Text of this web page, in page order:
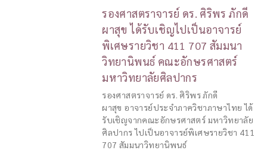
รองศาสตราจารย์ ดร. ศิริพร ภักดี
ผาสุข ได้รับเชิญไปเป็นอาจารย์
พิเศษรายวิชา 411 707 สัมมนา
วิทยานิพนธ์ คณะอักษรศาสตร์
มหาวิทยาลัยศิลปากร
รองศาสตราจารย์ ดร. ศิริพร ภักดี
ผาสุข อาจารย์ประจำภาควิชาภาษาไทย ได้
รับเชิญจากคณะอักษรศาสตร์ มหาวิทยาลัย
ศิลปากร ไปเป็นอาจารย์พิเศษรายวิชา 411
707 สัมมนาวิทยานิพนธ์